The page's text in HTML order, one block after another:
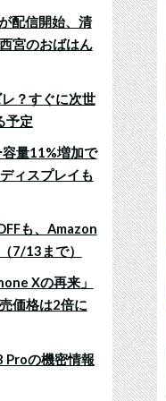
配信開始、清
宮のおばはん
？すぐに次世
予定
量11%増加で
ィスプレイも
も、Amazon
7/13まで）
Xの再来」
価格は2倍に
Proの機密情報